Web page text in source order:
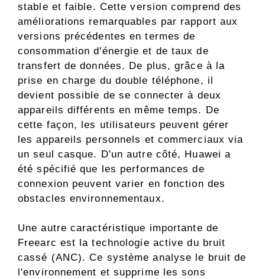
stable et faible. Cette version comprend des
améliorations remarquables par rapport aux
versions précédentes en termes de
consommation d'énergie et de taux de
transfert de données. De plus, grâce à la
prise en charge du double téléphone, il
devient possible de se connecter à deux
appareils différents en même temps. De
cette façon, les utilisateurs peuvent gérer
les appareils personnels et commerciaux via
un seul casque. D'un autre côté, Huawei a
été spécifié que les performances de
connexion peuvent varier en fonction des
obstacles environnementaux.
Une autre caractéristique importante de
Freearc est la technologie active du bruit
cassé (ANC). Ce système analyse le bruit de
l'environnement et supprime les sons